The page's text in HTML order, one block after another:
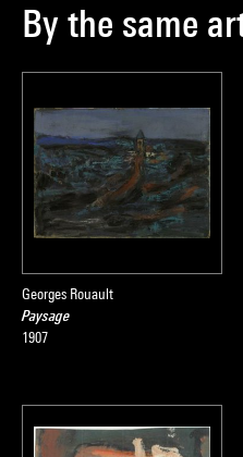
By the same
Georges Rouault
Paysage
1907